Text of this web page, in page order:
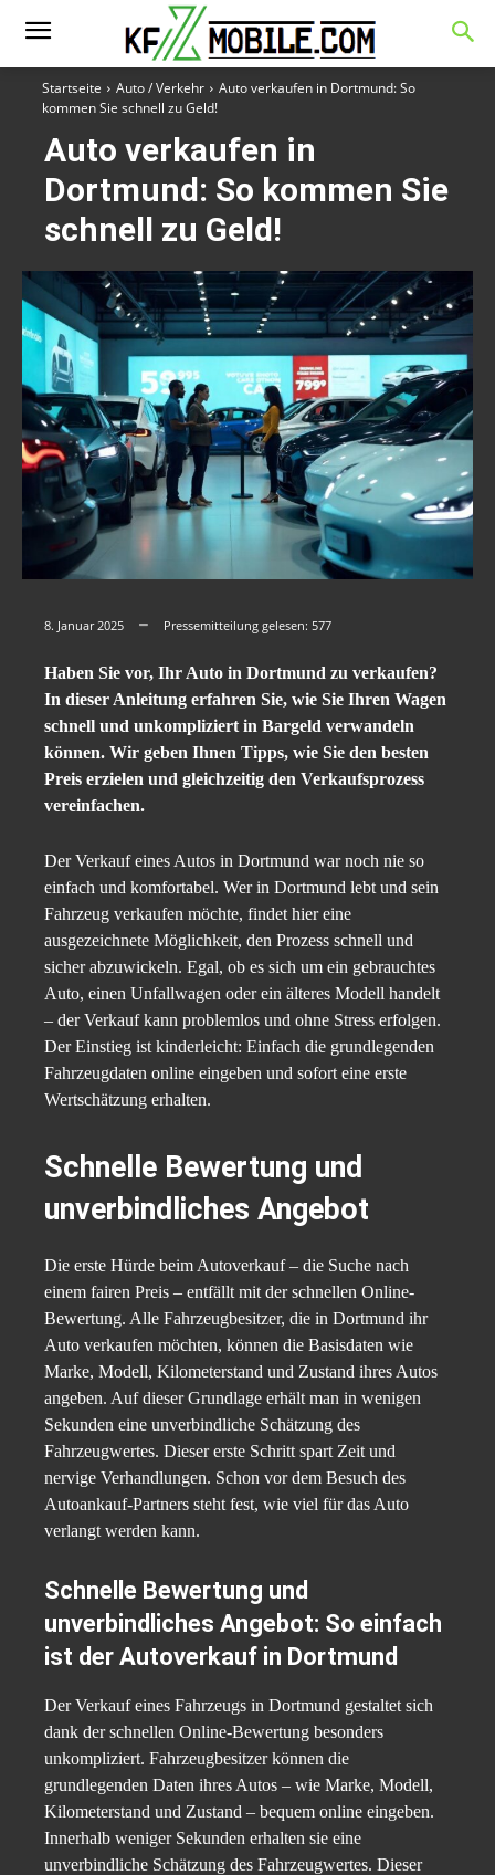
Startseite Auto / Verkehr
Auto verkaufen in Dortmund: So
kommen Sie schnell zu Geld!
Auto verkaufen in
Dortmund: So kommen Sie
schnell zu Geld!
8. Januar 2025 Pressemitteilung gelesen: 577
Haben Sie vor, Ihr Auto in Dortmund zu verkaufen?
In dieser Anleitung erfahren Sie, wie Sie Ihren Wagen
schnell und unkompliziert in Bargeld verwandeln
können. Wir geben Ihnen Tipps, wie Sie den besten
Preis erzielen und gleichzeitig den Verkaufsprozess
vereinfachen.
Der Verkauf eines Autos in Dortmund war noch nie so
einfach und komfortabel. Wer in Dortmund lebt und sein
Fahrzeug verkaufen möchte, findet hier eine
ausgezeichnete Möglichkeit, den Prozess schnell und
sicher abzuwickeln. Egal, ob es sich um ein gebrauchtes
Auto, einen Unfallwagen oder ein älteres Modell handelt
– der Verkauf kann problemlos und ohne Stress erfolgen.
Der Einstieg ist kinderleicht: Einfach die grundlegenden
Fahrzeugdaten online eingeben und sofort eine erste
Wertschätzung erhalten.
Schnelle Bewertung und
unverbindliches Angebot
Die erste Hürde beim Autoverkauf – die Suche nach
einem fairen Preis – entfällt mit der schnellen Online-
Bewertung. Alle Fahrzeugbesitzer, die in Dortmund ihr
Auto verkaufen möchten, können die Basisdaten wie
Marke, Modell, Kilometerstand und Zustand ihres Autos
angeben. Auf dieser Grundlage erhält man in wenigen
Sekunden eine unverbindliche Schätzung des
Fahrzeugwertes. Dieser erste Schritt spart Zeit und
nervige Verhandlungen. Schon vor dem Besuch des
Autoankauf-Partners steht fest, wie viel für das Auto
verlangt werden kann.
Schnelle Bewertung und
unverbindliches Angebot: So einfach
ist der Autoverkauf in Dortmund
Der Verkauf eines Fahrzeugs in Dortmund gestaltet sich
dank der schnellen Online-Bewertung besonders
unkompliziert. Fahrzeugbesitzer können die
grundlegenden Daten ihres Autos – wie Marke, Modell,
Kilometerstand und Zustand – bequem online eingeben.
Innerhalb weniger Sekunden erhalten sie eine
unverbindliche Schätzung des Fahrzeugwertes. Dieser